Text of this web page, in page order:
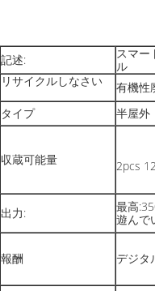
記述:
スマー
ル
リサイクルしなさい
有機性
タイプ 半屋外
収蔵可能量 2pcs
出力:
最高
遊んで
報酬 デジタ